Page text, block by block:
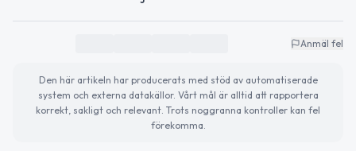
Anmäl fel
Den här artikeln har producerats med stöd av automatiserade
system och externa datakällor. Vårt mål är alltid att rapportera
korrekt, sakligt och relevant. Trots noggranna kontroller kan fel
förekomma.